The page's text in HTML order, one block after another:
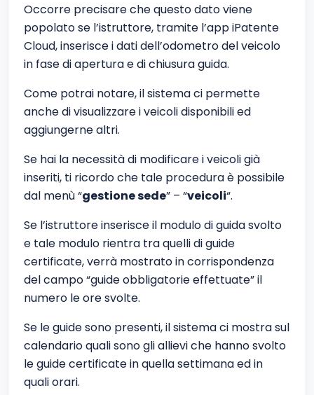
Occorre precisare che questo dato viene
popolato se l’istruttore, tramite l’app iPatente
Cloud, inserisce i dati dell’odometro del veicolo
in fase di apertura e di chiusura guida.
Come potrai notare, il sistema ci permette
anche di visualizzare i veicoli disponibili ed
aggiungerne altri.
Se hai la necessità di modificare i veicoli già
inseriti, ti ricordo che tale procedura è possibile
dal menù “gestione sede” – “veicoli“.
Se l’istruttore inserisce il modulo di guida svolto
e tale modulo rientra tra quelli di guide
certificate, verrà mostrato in corrispondenza
del campo “guide obbligatorie effettuate” il
numero le ore svolte.
Se le guide sono presenti, il sistema ci mostra sul
calendario quali sono gli allievi che hanno svolto
le guide certificate in quella settimana ed in
quali orari.